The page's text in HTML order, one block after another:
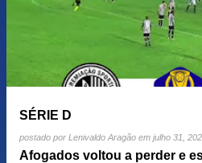
g
SÉRIE D
postado por Lenivaldo Aragão em julho 31,
Afogados voltou a perder e